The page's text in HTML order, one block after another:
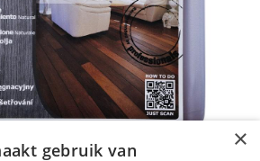
×
gebruik van